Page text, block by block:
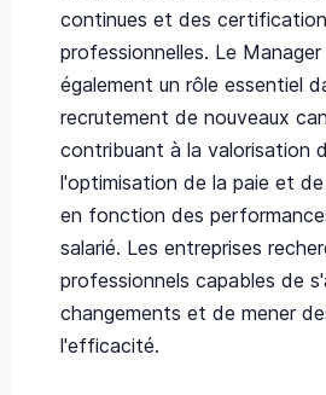
continues et des
professionnelles. Le
également un rôle essentiel
recrutement de nouveaux
contribuant à la valorisation
l'optimisation de la paie et
en fonction des
salarié. Les entreprises
professionnels capables de
changements et de mener
l'efficacité.